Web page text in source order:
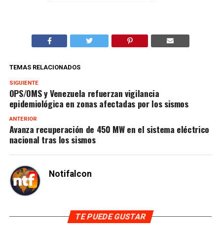
TEMAS RELACIONADOS
SIGUIENTE
OPS/OMS y Venezuela refuerzan vigilancia
epidemiológica en zonas afectadas por los sismos
ANTERIOR
Avanza recuperación de 450 MW en el sistema eléctrico
nacional tras los sismos
Notifalcon
TE PUEDE GUSTAR